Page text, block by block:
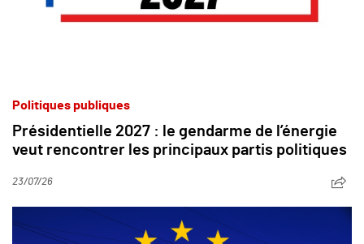
Politiques publiques
Présidentielle 2027 : le gendarme de l’énergie
veut rencontrer les principaux partis politiques
23/07/26